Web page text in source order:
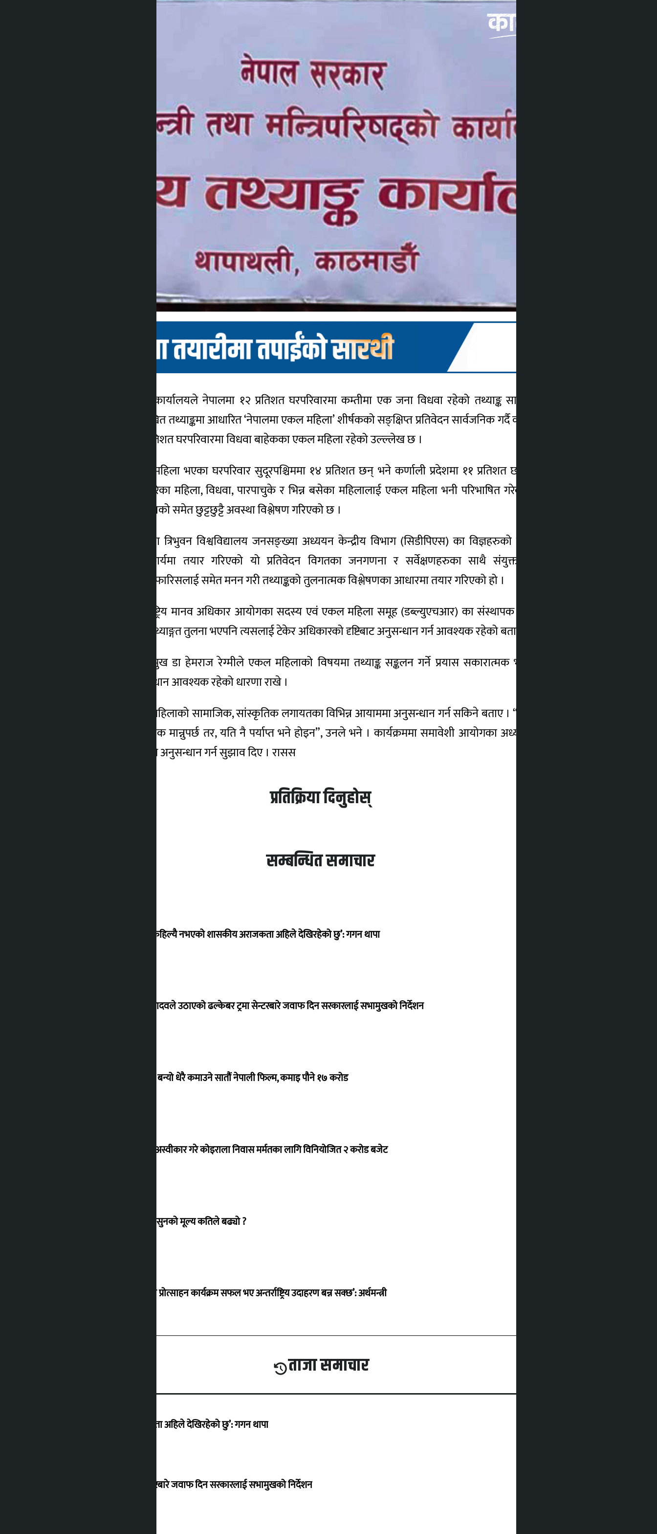
काठमाडौँ । राष्ट्रिय तथ्याङ्क कार्यालयले नेपालमा १२ प्रतिशत घरपरिवारमा कम्तीमा एक जना विधवा रहेको तथ्याङ्क सार्वजनिक गरेको छ । राष्ट्रिय
जनगणना–२०७८ मा उल्लेखित तथ्याङ्कमा आधारित ‘नेपालमा एकल महिला’ शीर्षकको सङ्क्षिप्त प्रतिवेदन सार्वजनिक गर्दै कार्यालयले १२ प्रतिशत घरमा
कम्तीमा एक विधवा र दुई प्रतिशत घरपरिवारमा विधवा बाहेकका एकल महिला रहेको उल्ल्लेख छ ।
त्यस्तै, कम्तीमा एक विधवा महिला भएका घरपरिवार सुदूरपश्चिममा १४ प्रतिशत छन् भने कर्णाली प्रदेशमा ११ प्रतिशत छन् । प्रतिवेदनले ३५ वर्ष वा
सोभन्दा माथिका विवाह नगरेका महिला, विधवा, पारपाचुके र भिन्न बसेका महिलालाई एकल महिला भनी परिभाषित गरेको छ । यसमा समग्र एकल
महिलाका साथै विधवा महिलाको समेत छुट्टछुट्टै अवस्था विश्लेषण गरिएको छ ।
राष्ट्रिय तथ्याङ्क कार्यालय तथा त्रिभुवन विश्वविद्यालय जनसङ्ख्या अध्ययन केन्द्रीय विभाग (सिडीपिएस) का विज्ञहरुको समूहले एकल महिला समूह
(डब्ल्युएचआर)सँगको सहकार्यमा तयार गरिएको यो प्रतिवेदन विगतका जनगणना र सर्वेक्षणहरुका साथै संयुक्त राष्ट्रसङ्घले तयार गरेको
जनगणनासम्बन्धी विभिन्न सिफारिसलाई समेत मनन गरी तथ्याङ्कको तुलनात्मक विश्लेषणका आधारमा तयार गरिएको हो ।
प्रतिवेदन सार्वजनिक गर्दै राष्ट्रिय मानव अधिकार आयोगका सदस्य एवं एकल महिला समूह (डब्ल्युएचआर) का संस्थापक अध्यक्ष लिलि थापाले एकल
महिला र विधवा महिलाको तथ्याङ्गत तुलना भएपनि त्यसलाई टेकेर अधिकारको दृष्टिबाट अनुसन्धान गर्न आवश्यक रहेको बताए ।
तथ्याङ्क कार्यालयका उप–प्रमुख डा हेमराज रेग्मीले एकल महिलाको विषयमा तथ्याङ्क सङ्कलन गर्ने प्रयास सकारात्मक भएपनि पनि यससँगसम्बन्धी
मानवअधिकारमा थप अनुसन्धान आवश्यक रहेको धारणा राखे ।
उनले आगामी दिनमा एकल महिलाको सामाजिक, सांस्कृतिक लगायतका विभिन्न आयाममा अनुसन्धान गर्न सकिने बताए । “एकल महिलाको गणनात्मक
तथ्याङ्क आउनु पनि सकारात्मक मान्नुपर्छ तर, यति नै पर्याप्त भने होइन”, उनले भने । कार्यक्रममा समावेशी आयोगका अध्यक्ष विष्णुदेवी ओझाले एकल
महिलामा पनि समावेशी दृष्टिले अनुसन्धान गर्न सुझाव दिए । रासस
प्रतिक्रिया दिनुहोस्
सम्बन्धित समाचार
‘देशमा कहिल्यै नभएको शासकीय अराजकता अहिले देखिरहेको छु’: गगन थापा
सांसद यादवले उठाएको ढल्केबर ट्रमा सेन्टरबारे जवाफ दिन सरकारलाई सभामुखको निर्देशन
‘गौंथली’ बन्यो धेरै कमाउने सातौं नेपाली फिल्म, कमाइ पौने १७ करोड
शेखरले अस्वीकार गरे कोइराला निवास मर्मतका लागि विनियोजित २ करोड बजेट
शुक्रबार सुनको मूल्य कतिले बढ्यो ?
‘करदाता प्रोत्साहन कार्यक्रम सफल भए अन्तर्राष्ट्रिय उदाहरण बन्न सक्छ’: अर्थमन्त्री
ताजा समाचार
‘देशमा कहिल्यै नभएको शासकीय अराजकता अहिले देखिरहेको छु’: गगन थापा
सांसद यादवले उठाएको ढल्केबर ट्रमा सेन्टरबारे जवाफ दिन सरकारलाई सभामुखको निर्देशन